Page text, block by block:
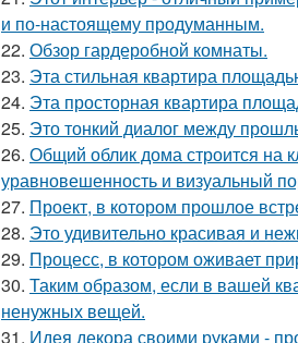
и по-настоящему продуманным.
22. Обзор гардеробной комнаты.
23. Эта стильная квартира
24. Эта просторная квартира
25. Это тонкий диалог между
26. Общий облик дома строится на
уравновешенность и визуальный
27. Проект, в котором прошлое
28. Это удивительно красивая и
29. Процесс, в котором оживает
30. Таким образом, если в вашей
ненужных вещей.
31. Идея декора своими руками -